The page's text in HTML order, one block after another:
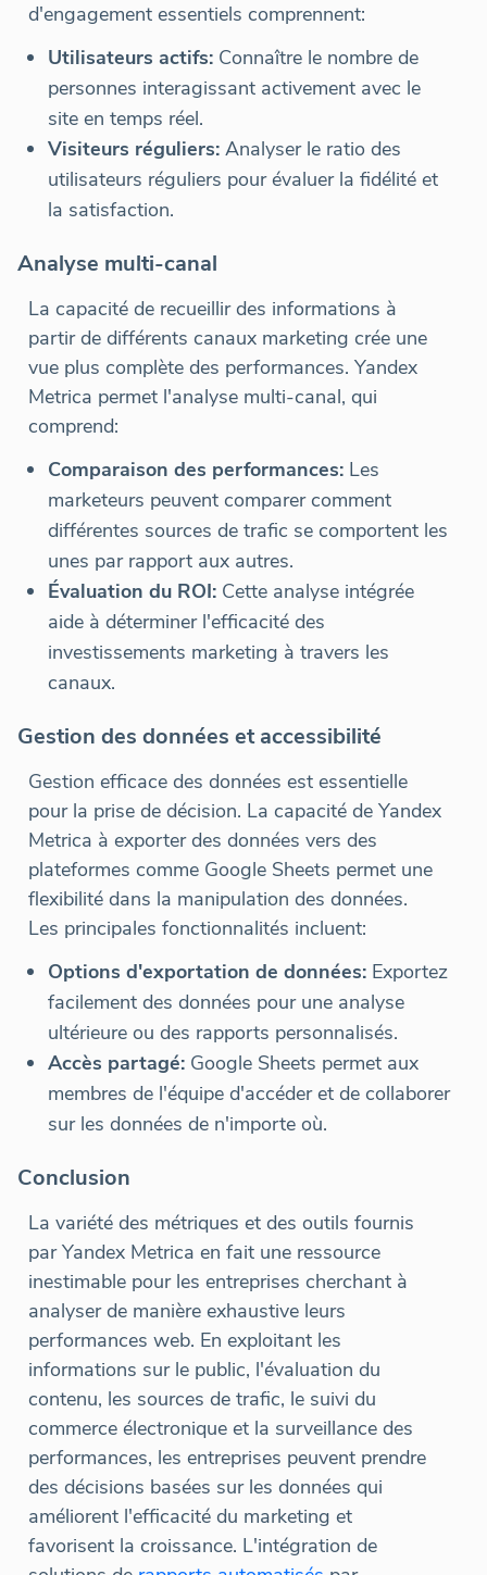
d'engagement essentiels comprennent:
Utilisateurs actifs: Connaître le nombre de
personnes interagissant activement avec le
site en temps réel.
Visiteurs réguliers: Analyser le ratio des
utilisateurs réguliers pour évaluer la fidélité et
la satisfaction.
Analyse multi-canal
La capacité de recueillir des informations à
partir de différents canaux marketing crée une
vue plus complète des performances. Yandex
Metrica permet l'analyse multi-canal, qui
comprend:
Comparaison des performances: Les
marketeurs peuvent comparer comment
différentes sources de trafic se comportent les
unes par rapport aux autres.
Évaluation du ROI: Cette analyse intégrée
aide à déterminer l'efficacité des
investissements marketing à travers les
canaux.
Gestion des données et accessibilité
Gestion efficace des données est essentielle
pour la prise de décision. La capacité de Yandex
Metrica à exporter des données vers des
plateformes comme Google Sheets permet une
flexibilité dans la manipulation des données.
Les principales fonctionnalités incluent:
Options d'exportation de données: Exportez
facilement des données pour une analyse
ultérieure ou des rapports personnalisés.
Accès partagé: Google Sheets permet aux
membres de l'équipe d'accéder et de collaborer
sur les données de n'importe où.
Conclusion
La variété des métriques et des outils fournis
par Yandex Metrica en fait une ressource
inestimable pour les entreprises cherchant à
analyser de manière exhaustive leurs
performances web. En exploitant les
informations sur le public, l'évaluation du
contenu, les sources de trafic, le suivi du
commerce électronique et la surveillance des
performances, les entreprises peuvent prendre
des décisions basées sur les données qui
améliorent l'efficacité du marketing et
favorisent la croissance. L'intégration de